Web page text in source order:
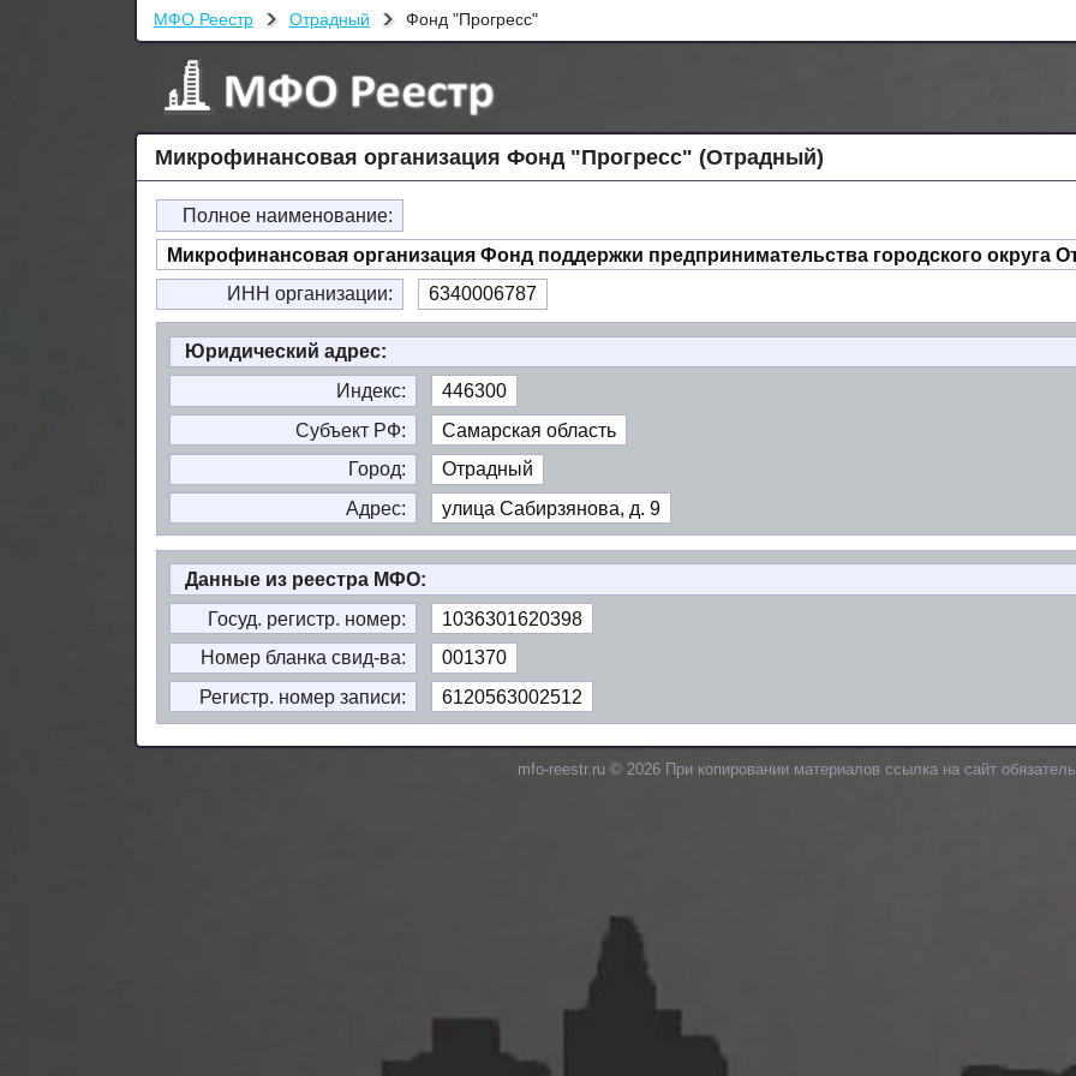
МФО Реестр Отрадный Фонд "Прогресс"
Микрофинансовая организация Фонд "Прогресс" (Отрадный)
Полное наименование:
Микрофинансовая организация Фонд поддержки предпринимательства городского округа
ИНН организации:
6340006787
Юридический адрес:
Индекс:
446300
Субъект РФ:
Самарская область
Город:
Отрадный
Адрес:
улица Сабирзянова, д. 9
Данные из реестра МФО:
Госуд. регистр. номер:
1036301620398
Номер бланка свид-ва:
001370
Регистр. номер записи:
6120563002512
mfo-reestr.ru © 2026 При копировании материалов ссылка на сайт